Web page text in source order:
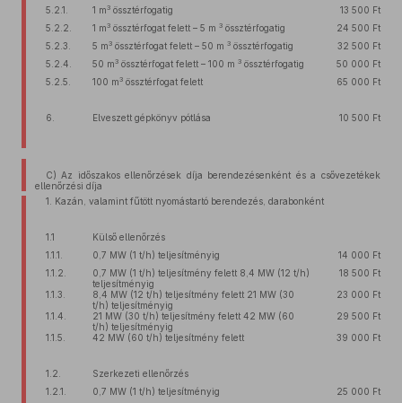
5.2.1.
1 m 3össztérfogatig
13 500 Ft
5.2.2.
1 m 3össztérfogat felett – 5 m 3össztérfogatig
24 500 Ft
5.2.3.
5 m 3össztérfogat felett – 50 m 3össztérfogatig
32 500 Ft
5.2.4.
50 m 3össztérfogat felett – 100 m 3össztérfogatig
50 000 Ft
5.2.5.
100 m 3össztérfogat felett 65 000 Ft
6. Elveszett gépkönyv pótlása 10 500 Ft
C) Az időszakos ellenőrzések díja berendezésenként és a csővezetékek
ellenőrzési díja
1. Kazán, valamint fűtött nyomástartó berendezés, darabonként
1.1
Külső ellenőrzés
1.1.1.
0,7 MW (1 t/h) teljesítményig
14 000 Ft
1.1.2.
0,7 MW (1 t/h) teljesítmény felett 8,4 MW (12 t/h)
teljesítményig
18 500 Ft
1.1.3.
8,4 MW (12 t/h) teljesítmény felett 21 MW (30
t/h) teljesítményig
23 000 Ft
1.1.4.
21 MW (30 t/h) teljesítmény felett 42 MW (60
t/h) teljesítményig
29 500 Ft
1.1.5.
42 MW (60 t/h) teljesítmény felett 39 000 Ft
1.2.
Szerkezeti ellenőrzés
1.2.1.
0,7 MW (1 t/h) teljesítményig
25 000 Ft